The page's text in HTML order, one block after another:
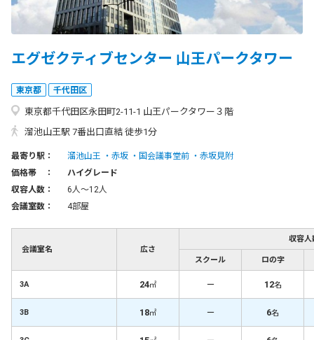
エグゼクティブセンター 山王パークタワー
東京都 千代田区
東京都千代田区永田町2-11-1 山王パークタワー３階
溜池山王駅 7番出口直結 徒歩1分
最寄り駅： 溜池山王 赤坂 国会議事堂前
赤坂見附
価格帯 ：
ハイグレード
収容人数：
6人〜12人
会議室数：
4部屋
会議室名 広さ
収容人
スクール ロの字
3A 24㎡ － 12名
3B 18㎡ － 6名